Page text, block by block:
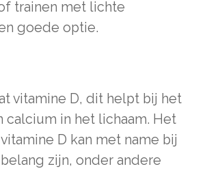
trainen met lichte
goede optie.
vitamine D, dit helpt bij het
calcium in het lichaam. Het
D kan met name bij
zijn, onder andere